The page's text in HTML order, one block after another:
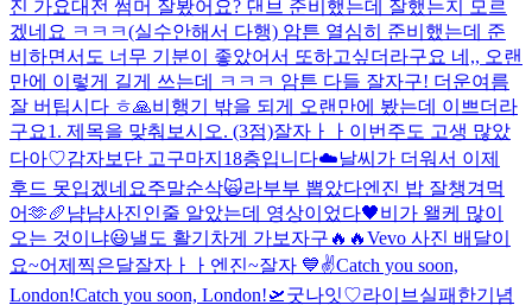
진 가요대전 썸머 잘봤어요? 댄브 준비했는데 잘했는지 모르
겠네요 ㅋㅋㅋ(실수안해서 다행) 암튼 열심히 준비했는데 준
비하면서도 너무 기분이 좋았어서 또하고싶더라구요 네,, 오랜
만에 이렇게 길게 쓰는데 ㅋㅋㅋ 암튼 다들 잘자구! 더운여름
잘 버팁시다 ㅎ🙏비행기 밖을 되게 오랜만에 봤는데 이쁘더라
구요1. 제목을 맞춰보시오. (3점)잘자ㅏㅏ 이번주도 고생 많았
다아♡감자보단 고구마지 18층입니다☁️날씨가 더워서 이제
후드 못입겠네요주말순삭🙀라부부 뽑았다엔진 밥 잘챙겨먹
어🫶🥖냠냠사진인줄 알았는데 영상이었다🖤비가 왤케 많이
오는 것이냐😃낼도 활기차게 가보자구🔥🔥Vevo 사진 배달이
요~어제찍은달잘자ㅏㅏ엔진~잘자 💙✌️Catch you soon,
London!Catch you soon, London!🛫굿나잇♡라이브실패한기념